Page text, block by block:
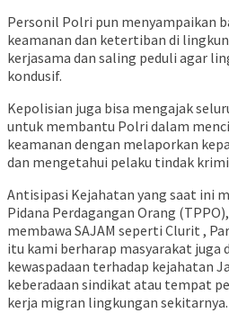
Personil Polri pun menyampaikan
keamanan dan ketertiban di
kerjasama dan saling peduli agar
kondusif.
Kepolisian juga bisa mengajak
untuk membantu Polri dalam
keamanan dengan melaporkan
dan mengetahui pelaku tindak
Antisipasi Kejahatan yang saat ini
Pidana Perdagangan Orang
membawa SAJAM seperti Clurit ,
itu kami berharap masyarakat juga
kewaspadaan terhadap kejahatan
keberadaan sindikat atau tempat
kerja migran lingkungan sekitarnya.